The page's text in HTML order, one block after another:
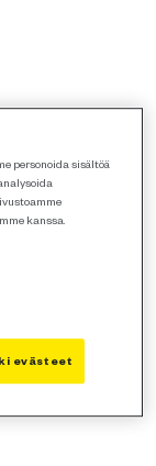
personoida sisältöä
kanssa.
evästeet